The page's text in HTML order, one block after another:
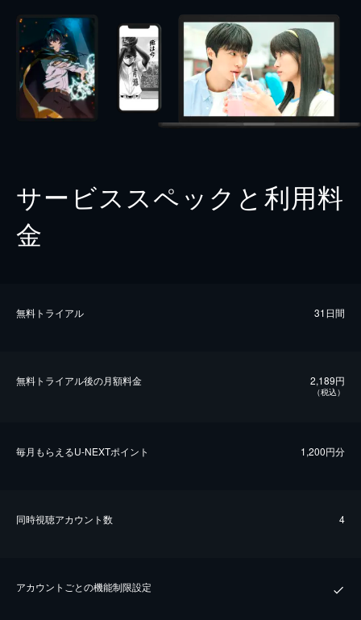
サービススペックと利用料
金
無料トライアル 31日間
無料トライアル後の⽉額料金 2,189円
（税込）
毎⽉もらえるU-NEXTポイント 1,200円分
同時視聴アカウント数 4
アカウントごとの機能制限設定